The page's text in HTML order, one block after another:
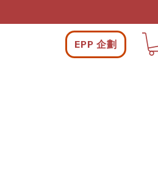
EPP 企劃